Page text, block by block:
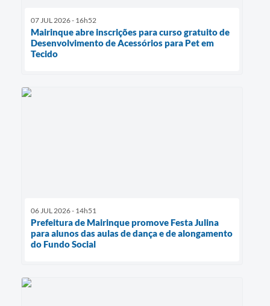
07 JUL 2026 - 16h52
Mairinque abre inscrições para curso gratuito de
Desenvolvimento de Acessórios para Pet em
Tecido
06 JUL 2026 - 14h51
Prefeitura de Mairinque promove Festa Julina
para alunos das aulas de dança e de alongamento
do Fundo Social